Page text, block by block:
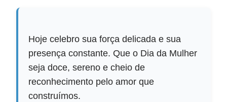
Hoje celebro sua força delicada e sua
presença constante. Que o Dia da Mulher
seja doce, sereno e cheio de
reconhecimento pelo amor que
construímos.